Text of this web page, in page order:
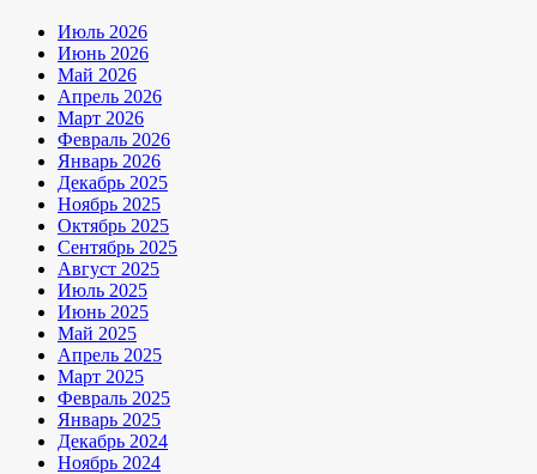
Июль 2026
Июнь 2026
Май 2026
Апрель 2026
Март 2026
Февраль 2026
Январь 2026
Декабрь 2025
Ноябрь 2025
Октябрь 2025
Сентябрь 2025
Август 2025
Июль 2025
Июнь 2025
Май 2025
Апрель 2025
Март 2025
Февраль 2025
Январь 2025
Декабрь 2024
Ноябрь 2024